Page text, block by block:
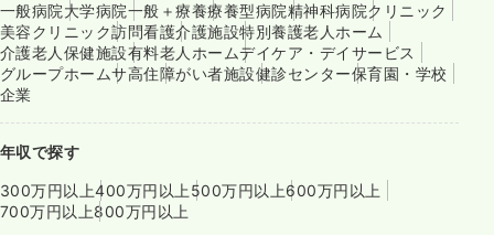
一般病院大学病院一般＋療養療養型病院精神科病院クリニック
美容クリニック訪問看護介護施設特別養護老人ホーム
介護老人保健施設有料老人ホームデイケア・デイサービス
グループホームサ高住障がい者施設健診センター保育園・学校
企業
年収で探す
300万円以上400万円以上 500万円以上600万円以上
700万円以上800万円以上